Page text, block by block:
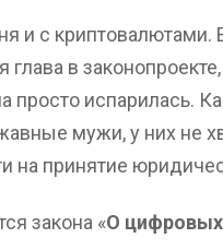
и с криптовалютами.
глава в
просто испарилась.
мужи, у них не
на принятие
закона «О